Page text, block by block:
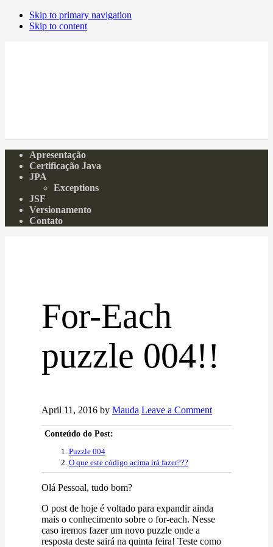
Skip to primary navigation
Skip to content
Apresentação
Certificação Java
JPA
Exceptions
JSF
Versionamento
Contato
For-Each
puzzle 004!!
April 11, 2016 by Mauda Leave a Comment
Conteúdo do Post:
Puzzle 004
O que este código acima irá fazer???
Olá Pessoal, tudo bom?
O post de hoje é voltado para expandir ainda
mais o conhecimento sobre o for-each. Nesse
caso iremos fazer um novo puzzle onde a
resposta deste sairá na quinta feira! Teste como